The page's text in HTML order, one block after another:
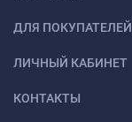
ДЛЯ ПОКУПАТЕЛЕЙ
ЛИЧНЫЙ КАБИНЕТ
КОНТАКТЫ